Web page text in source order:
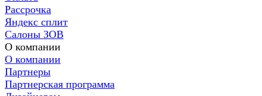
Рассрочка
Яндекс сплит
Салоны ЗОВ
О компании
О компании
Партнеры
Партнерская программа